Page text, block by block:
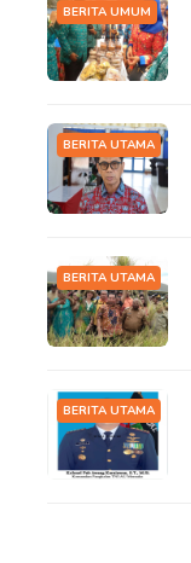
BERITA UMUM
BERITA UTAMA
BERITA UTAMA
BERITA UTAMA